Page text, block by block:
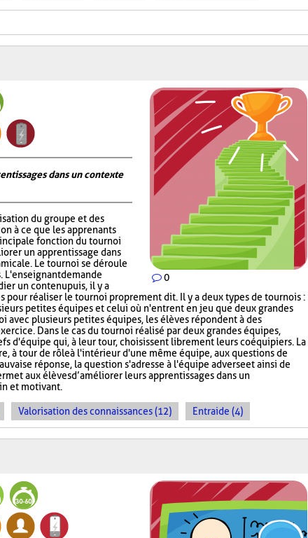
0
dans un contexte
du groupe et des
à ce que les apprenants
fonction du tournoi
un apprentissage dans
Le tournoi se déroule
demande
un contenu puis, il y a
pour réaliser le tournoi proprement dit. Il y a deux types de tournois :
petites équipes et celui où n'entrent en jeu que deux grandes
avec plusieurs petites équipes, les élèves répondent à des
Dans le cas du tournoi réalisé par deux grandes équipes,
d'équipe qui, à leur tour, choisissent librement leurs coéquipiers. La
à tour de rôle à l'intérieur d'une même équipe, aux questions de
réponse, la question s'adresse à l'équipe adverse et ainsi de
aux élèves d’améliorer leurs apprentissages dans un
et motivant.
Valorisation des connaissances (12) Entraide (4)